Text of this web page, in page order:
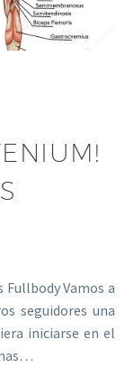
Fullbody Vamos a
seguidores una
iniciarse en el